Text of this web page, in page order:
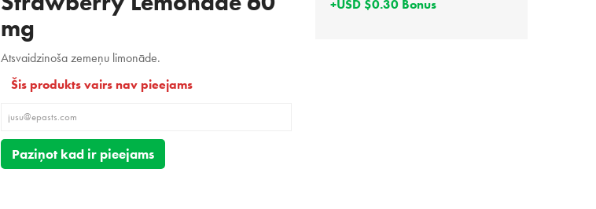
mg
Atsvaidzinoša zemeņu limonāde.
Šis produkts vairs nav pieejams
Paziņot kad ir pieejams
+USD $0.30 Bonus